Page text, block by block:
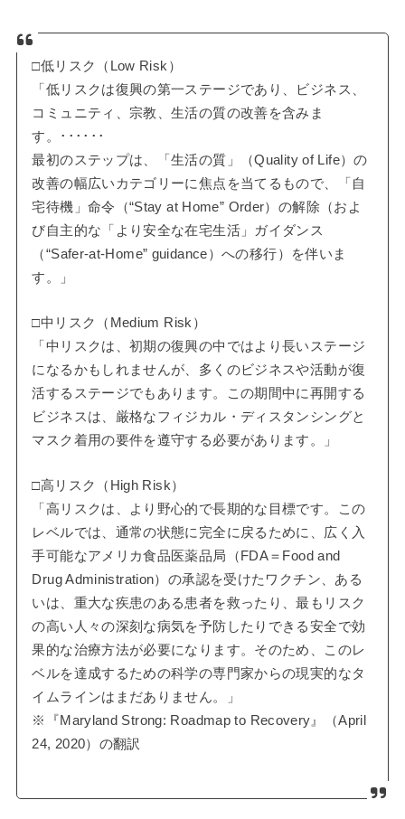
□低リスク（Low Risk）
「低リスクは復興の第一ステージであり、ビジネス、
コミュニティ、宗教、生活の質の改善を含みま
す。･･････
最初のステップは、「生活の質」（Quality of Life）の
改善の幅広いカテゴリーに焦点を当てるもので、「自
宅待機」命令（“Stay at Home” Order）の解除（およ
び自主的な「より安全な在宅生活」ガイダンス
（“Safer-at-Home” guidance）への移行）を伴いま
す。」
□中リスク（Medium Risk）
「中リスクは、初期の復興の中ではより長いステージ
になるかもしれませんが、多くのビジネスや活動が復
活するステージでもあります。この期間中に再開する
ビジネスは、厳格なフィジカル・ディスタンシングと
マスク着用の要件を遵守する必要があります。」
□高リスク（High Risk）
「高リスクは、より野心的で長期的な目標です。この
レベルでは、通常の状態に完全に戻るために、広く入
手可能なアメリカ食品医薬品局（FDA＝Food and
Drug Administration）の承認を受けたワクチン、ある
いは、重大な疾患のある患者を救ったり、最もリスク
の高い人々の深刻な病気を予防したりできる安全で効
果的な治療方法が必要になります。そのため、このレ
ベルを達成するための科学の専門家からの現実的なタ
イムラインはまだありません。」
※『Maryland Strong: Roadmap to Recovery』（April
24, 2020）の翻訳